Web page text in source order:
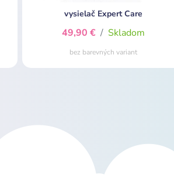
vysielač Expert Care
49,90 € / Skladom
bez barevných variant